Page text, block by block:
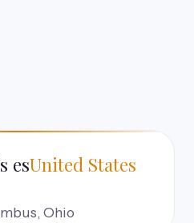
esUnited States
Ohio